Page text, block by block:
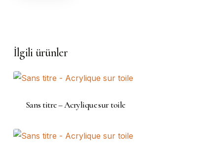
İlgili ürünler
Sans titre – Acrylique sur toile